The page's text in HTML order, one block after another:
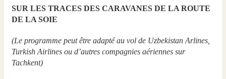
SUR LES TRACES DES CARAVANES DE LA ROUTE
DE LA SOIE
(Le programme peut être adapté au vol de Uzbekistan Arlines,
Turkish Airlines ou d’autres compagnies aériennes sur
Tachkent)